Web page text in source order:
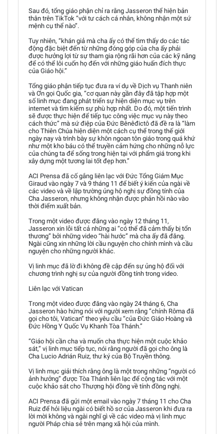
Sau đó, tổng giáo phận chỉ ra rằng Jasseron thể hiện bản
thân trên TikTok “với tư cách cá nhân, không nhận một sứ
mệnh cụ thể nào”.
Tuy nhiên, “khán giả mà cha ấy có thể tìm thấy do các tác
động đặc biệt đến từ những đóng góp của cha ấy phải
được hưởng lợi từ sự tham gia rộng rãi hơn của các kỹ năng
để có thể lôi cuốn họ đến với những giáo huấn đích thực
của Giáo hội.”
Tổng giáo phận tiếp tục đưa ra ví dụ về Dịch vụ Thanh niên
và Ơn gọi Quốc gia, “cơ quan này gần đây đã tập hợp một
số linh mục đang phát triển sự hiện diện mục vụ trên
internet và tìm kiếm sự phù hợp nhất. Do đó, một tiến trình
sẽ được thực hiện để tiếp tục công việc mục vụ này theo
cách thức” mà sứ điệp của Đức Bênêđictô đã đề ra là “làm
cho Thiên Chúa hiện diện một cách cụ thể trong thế giới
ngày nay và trình bày sự khôn ngoan tôn giáo trong quá khứ
như một kho báu có thể truyền cảm hứng cho những nỗ lực
của chúng ta để sống trong hiện tại với phẩm giá trong khi
xây dựng một tương lai tốt đẹp hơn.”
ACI Prensa đã cố gắng liên lạc với Đức Tổng Giám Mục
Giraud vào ngày 7 và 9 tháng 11 để biết ý kiến của ngài về
các video và về lập trường ủng hộ nghị sự đồng tính của
Cha Jasseron, nhưng không nhận được phản hồi nào vào
thời điểm xuất bản.
Trong một video được đăng vào ngày 12 tháng 11,
Jasseron xin lỗi tất cả những ai “có thể đã cảm thấy bị tổn
thương” bởi những video “hài hước” mà cha ấy đã đăng.
Ngài cũng xin những lời cầu nguyện cho chính mình và cầu
nguyện cho những người khác.
Vị linh mục đã lờ đi không đề cập đến sự ủng hộ đối với
chương trình nghị sự của người đồng tính trong video.
Liên lạc với Vatican
Trong một video được đăng vào ngày 24 tháng 6, Cha
Jasseron hào hứng nói với người xem rằng “chính Rôma đã
gọi cho tôi, Vatican” theo yêu cầu “của Đức Giáo Hoàng và
Đức Hồng Y Quốc Vụ Khanh Tòa Thánh.”
“Giáo hội cần cha và muốn cha thực hiện một cuộc khảo
sát,” vị linh mục tiếp tục, nói rằng người đã gọi cho ông là
Cha Lucio Adrián Ruiz, thư ký của Bộ Truyền thông.
Vị linh mục giải thích rằng ông là một trong những “người có
ảnh hưởng” được Tòa Thánh liên lạc để cộng tác với một
cuộc khảo sát cho Thượng hội đồng về tính đồng nghị.
ACI Prensa đã gửi một email vào ngày 7 tháng 11 cho Cha
Ruiz để hỏi liệu ngài có biết hồ sơ của Jasseron khi đưa ra
lời mời không và ngài nghĩ gì về các video mà vị linh mục
người Pháp chia sẻ trên mạng xã hội của mình.